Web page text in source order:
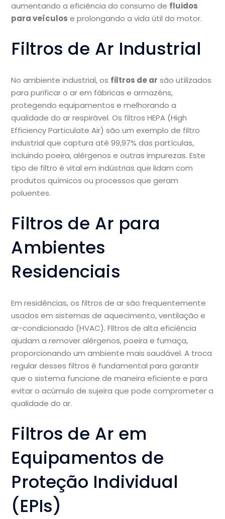
aumentando a eficiência do consumo de fluidos
para veículos e prolongando a vida útil do motor.
Filtros de Ar Industrial
No ambiente industrial, os filtros de ar são utilizados
para purificar o ar em fábricas e armazéns,
protegendo equipamentos e melhorando a
qualidade do ar respirável. Os filtros HEPA (High
Efficiency Particulate Air) são um exemplo de filtro
industrial que captura até 99,97% das partículas,
incluindo poeira, alérgenos e outras impurezas. Este
tipo de filtro é vital em indústrias que lidam com
produtos químicos ou processos que geram
poluentes.
Filtros de Ar para
Ambientes
Residenciais
Em residências, os filtros de ar são frequentemente
usados em sistemas de aquecimento, ventilação e
ar-condicionado (HVAC). Filtros de alta eficiência
ajudam a remover alérgenos, poeira e fumaça,
proporcionando um ambiente mais saudável. A troca
regular desses filtros é fundamental para garantir
que o sistema funcione de maneira eficiente e para
evitar o acúmulo de sujeira que pode comprometer a
qualidade do ar.
Filtros de Ar em
Equipamentos de
Proteção Individual
(EPIs)